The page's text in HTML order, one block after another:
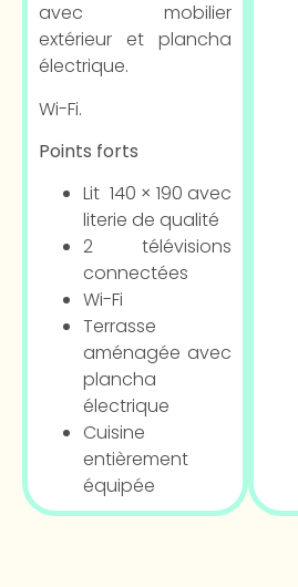
avec mobilier
extérieur et plancha
électrique.
Wi-Fi.
Points forts
Lit 140 × 190 avec
literie de qualité
2 télévisions
connectées
Wi-Fi
Terrasse
aménagée avec
plancha
électrique
Cuisine
entièrement
équipée